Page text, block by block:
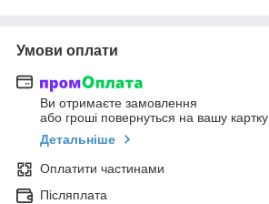
Умови оплати
Ви отримаєте замовлення
або гроші повернуться на вашу картку
Детальніше
Оплатити частинами
Післяплата